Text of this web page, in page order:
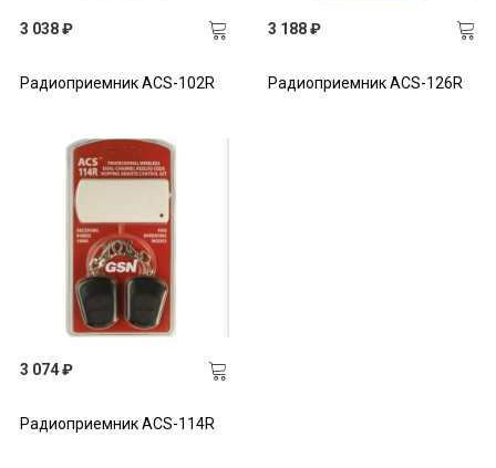
3 038 ₽
Радиоприемник ACS-102R
3 188 ₽
Радиоприемник ACS-126R
3 074 ₽
Радиоприемник ACS-114R